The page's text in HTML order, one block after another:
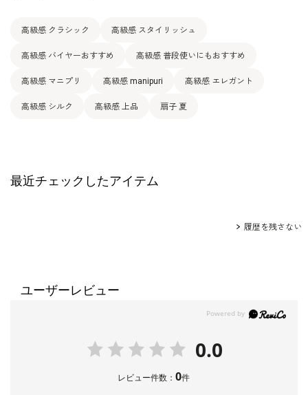
高級感 クラシック 高級感 スタイリッシュ
高級感 バイヤーおすすめ 高級感 普段使いにもおすすめ
高級感 マニプリ 高級感 manipuri 高級感 エレガント
高級感 シルク 高級感 上品 扇子 夏
最近チェックしたアイテム
履歴を残さない
ユーザーレビュー
0.0
レビュー件数：0件